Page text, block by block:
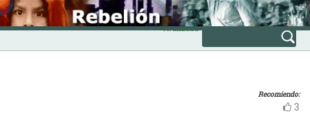
Skip
to
content
INICIO
Avanzada
Recomiendo:
3